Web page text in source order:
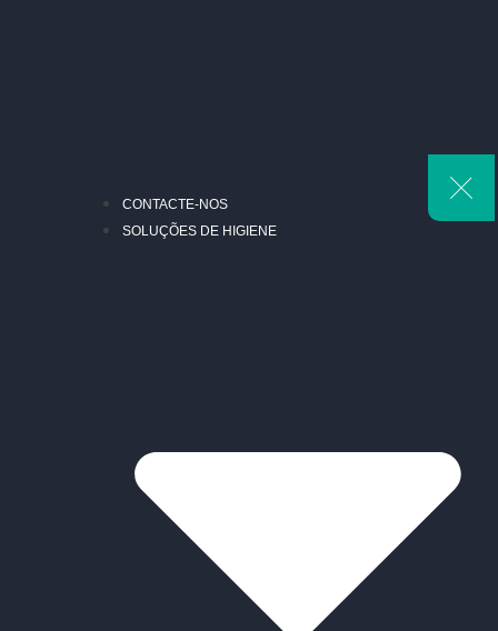
CONTACTE-NOS
SOLUÇÕES DE HIGIENE